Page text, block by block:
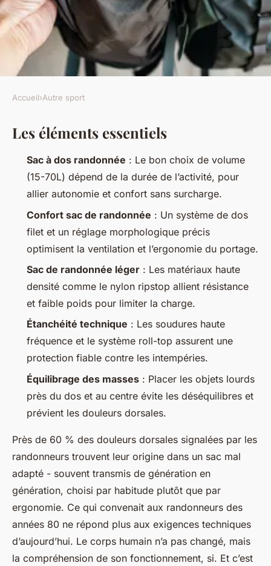
AUTRE SPORT
Top 10 des sacs de randonnée
incontournables à considérer
Gareth 07/05/2026 07:04 •11 min de lecture
Accueil›Autre sport
Les éléments essentiels
Sac à dos randonnée : Le bon choix de volume
(15-70L) dépend de la durée de l’activité, pour
allier autonomie et confort sans surcharge.
Confort sac de randonnée : Un système de dos
filet et un réglage morphologique précis
optimisent la ventilation et l’ergonomie du portage.
Sac de randonnée léger : Les matériaux haute
densité comme le nylon ripstop allient résistance
et faible poids pour limiter la charge.
Étanchéité technique : Les soudures haute
fréquence et le système roll-top assurent une
protection fiable contre les intempéries.
Équilibrage des masses : Placer les objets lourds
près du dos et au centre évite les déséquilibres et
prévient les douleurs dorsales.
Près de 60 % des douleurs dorsales signalées par les
randonneurs trouvent leur origine dans un sac mal
adapté - souvent transmis de génération en
génération, choisi par habitude plutôt que par
ergonomie. Ce qui convenait aux randonneurs des
années 80 ne répond plus aux exigences techniques
d’aujourd’hui. Le corps humain n’a pas changé, mais
la compréhension de son fonctionnement, si. Et c’est